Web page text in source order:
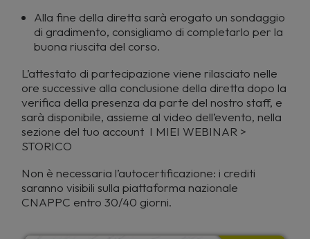
Alla fine della diretta sarà erogato un sondaggio
di gradimento, consigliamo di completarlo per la
buona riuscita del corso.
L’attestato di partecipazione viene rilasciato nelle
ore successive alla conclusione della diretta dopo la
verifica della presenza da parte del nostro staff, e
sarà disponibile, assieme al video dell’evento, nella
sezione del tuo account I MIEI WEBINAR >
STORICO
Non è necessaria l’autocertificazione: i crediti
saranno visibili sulla piattaforma nazionale
CNAPPC entro 30/40 giorni.